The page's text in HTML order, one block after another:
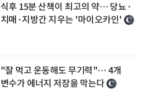
식후 15분 산책이 최고의 약… 당뇨·
치매·지방간 지우는 '마이오카인'
"잘 먹고 운동해도 무기력"… 4개
변수가 에너지 저장을 막는다